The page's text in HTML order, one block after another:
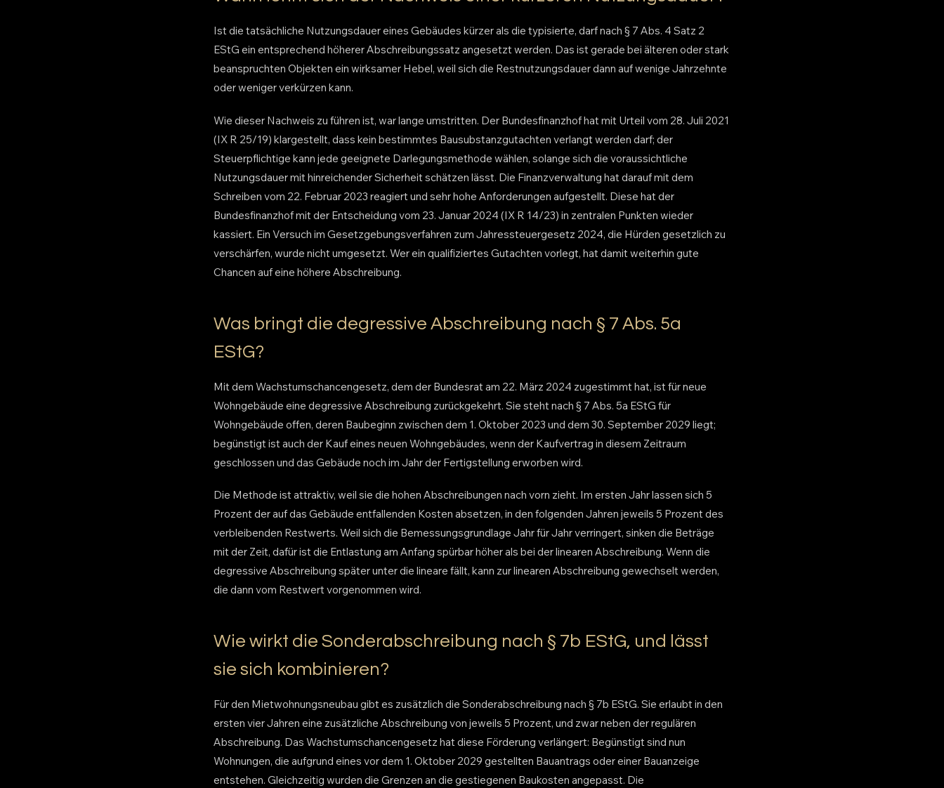
Ist die tatsächliche Nutzungsdauer eines Gebäudes kürzer als die typisierte, darf nach § 7 Abs. 4 Satz 2
EStG ein entsprechend höherer Abschreibungssatz angesetzt werden. Das ist gerade bei älteren oder stark
beanspruchten Objekten ein wirksamer Hebel, weil sich die Restnutzungsdauer dann auf wenige Jahrzehnte
oder weniger verkürzen kann.
Wie dieser Nachweis zu führen ist, war lange umstritten. Der Bundesfinanzhof hat mit Urteil vom 28. Juli 2021
(IX R 25/19) klargestellt, dass kein bestimmtes Bausubstanzgutachten verlangt werden darf; der
Steuerpflichtige kann jede geeignete Darlegungsmethode wählen, solange sich die voraussichtliche
Nutzungsdauer mit hinreichender Sicherheit schätzen lässt. Die Finanzverwaltung hat darauf mit dem
Schreiben vom 22. Februar 2023 reagiert und sehr hohe Anforderungen aufgestellt. Diese hat der
Bundesfinanzhof mit der Entscheidung vom 23. Januar 2024 (IX R 14/23) in zentralen Punkten wieder
kassiert. Ein Versuch im Gesetzgebungsverfahren zum Jahressteuergesetz 2024, die Hürden gesetzlich zu
verschärfen, wurde nicht umgesetzt. Wer ein qualifiziertes Gutachten vorlegt, hat damit weiterhin gute
Chancen auf eine höhere Abschreibung.
Was bringt die degressive Abschreibung nach § 7 Abs. 5a
EStG?
Mit dem Wachstumschancengesetz, dem der Bundesrat am 22. März 2024 zugestimmt hat, ist für neue
Wohngebäude eine degressive Abschreibung zurückgekehrt. Sie steht nach § 7 Abs. 5a EStG für
Wohngebäude offen, deren Baubeginn zwischen dem 1. Oktober 2023 und dem 30. September 2029 liegt;
begünstigt ist auch der Kauf eines neuen Wohngebäudes, wenn der Kaufvertrag in diesem Zeitraum
geschlossen und das Gebäude noch im Jahr der Fertigstellung erworben wird.
Die Methode ist attraktiv, weil sie die hohen Abschreibungen nach vorn zieht. Im ersten Jahr lassen sich 5
Prozent der auf das Gebäude entfallenden Kosten absetzen, in den folgenden Jahren jeweils 5 Prozent des
verbleibenden Restwerts. Weil sich die Bemessungsgrundlage Jahr für Jahr verringert, sinken die Beträge
mit der Zeit, dafür ist die Entlastung am Anfang spürbar höher als bei der linearen Abschreibung. Wenn die
degressive Abschreibung später unter die lineare fällt, kann zur linearen Abschreibung gewechselt werden,
die dann vom Restwert vorgenommen wird.
Wie wirkt die Sonderabschreibung nach § 7b EStG, und lässt
sie sich kombinieren?
Für den Mietwohnungsneubau gibt es zusätzlich die Sonderabschreibung nach § 7b EStG. Sie erlaubt in den
ersten vier Jahren eine zusätzliche Abschreibung von jeweils 5 Prozent, und zwar neben der regulären
Abschreibung. Das Wachstumschancengesetz hat diese Förderung verlängert: Begünstigt sind nun
Wohnungen, die aufgrund eines vor dem 1. Oktober 2029 gestellten Bauantrags oder einer Bauanzeige
entstehen. Gleichzeitig wurden die Grenzen an die gestiegenen Baukosten angepasst. Die